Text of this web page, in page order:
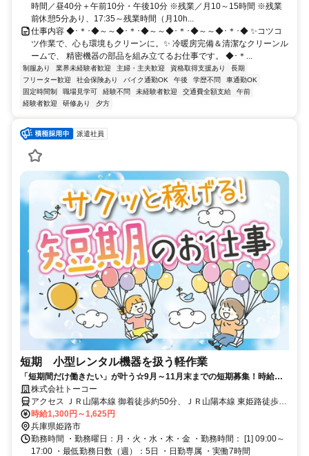
時間／昼40分＋午前10分・午後10分 ※残業／月10～15時間 ※残業
前休憩5分あり、17:35～残業時間（月10h...
仕事内容 ◆･＊･◆～～◆･＊･◆～～◆･＊･◆～～◆･＊･◆ ✨️コツコ
ツ作業で、心も環境もクリーンに。✨️ 冷暖房完備＆清潔なクリーンル
ームで、 精密機器の部品を組み立てるお仕事です。 ◆･＊...
制服あり 業界未経験者歓迎 主婦・主夫歓迎 資格取得支援あり
長期
フリーター歓迎
社会保険あり バイク通勤OK 午後 学歴不問
車通勤OK
固定時間制
職場見学可 経験不問 未経験者歓迎 交通費全額支給
午前
経験者歓迎
研修あり 夕方
派遣社員
短期 小型レンタル機器を扱う軽作業
「短期間だけ働きたい」が叶う☆9月～11月末までの短期募集！時給
1300円でしっかり稼げる！土日祝休み＆オシャレ自由も魅力です♪
株式会社トーコー
アクセス ＪＲ山陽本線 御着徒歩約50分、ＪＲ山陽本線 東姫路徒歩約
65分、山陽電鉄本線 山陽姫路徒歩約83分 JR「御着」駅から車で9分
時給1,300円～1,625円
兵庫県姫路市
勤務時間 ・勤務曜日：月・火・水・木・金 ・勤務時間： [1] 09:00～
17:00 ・最低勤務日数（週）：5日 ・日勤専属 ・実働7時間